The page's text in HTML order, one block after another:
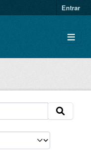
Entrar